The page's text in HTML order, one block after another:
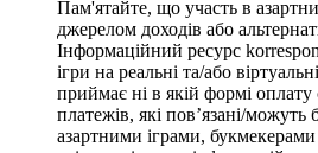
Пам'ятайте, що участь в
джерелом доходів або
Інформаційний ресурс
ігри на реальні та/або
приймає ні в якій формі оплату
платежів, які пов’язані/можуть
азартними іграми,